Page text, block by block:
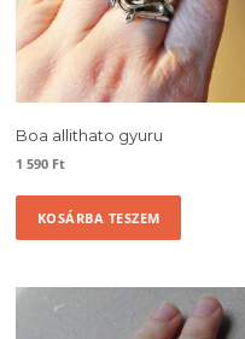
Boa allithato gyuru
1 590 Ft
KOSÁRBA TESZEM